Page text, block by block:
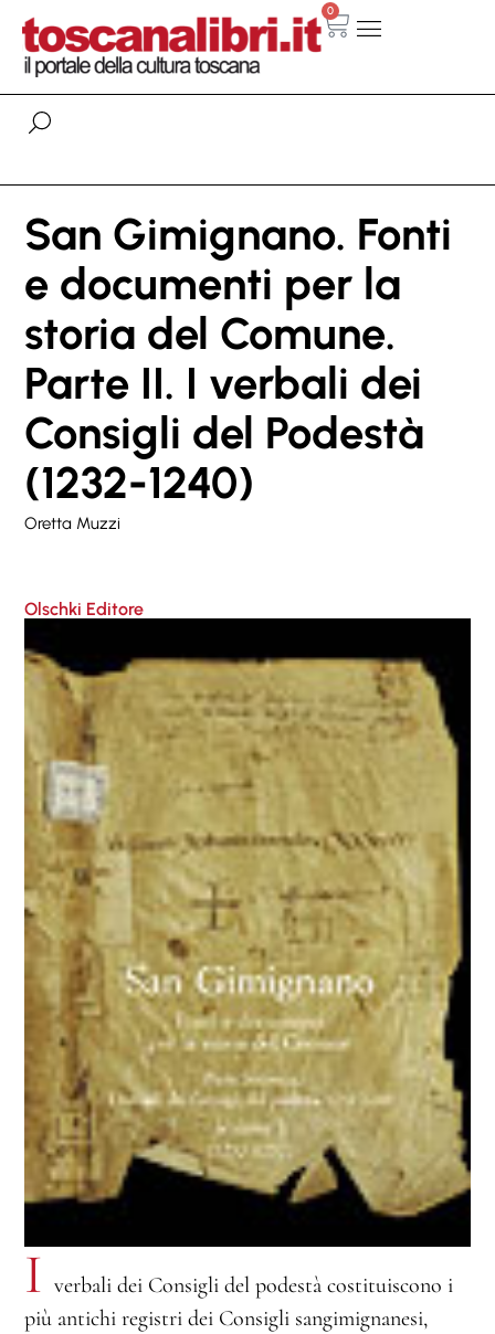
0
San Gimignano. Fonti
e documenti per la
storia del Comune.
Parte II. I verbali dei
Consigli del Podestà
(1232-1240)
Oretta Muzzi
Olschki Editore
I verbali dei Consigli del podestà costituiscono i
più antichi registri dei Consigli sangimignanesi,